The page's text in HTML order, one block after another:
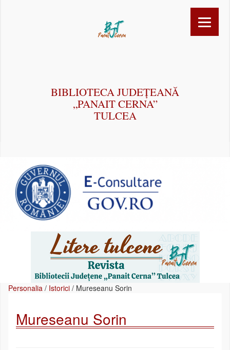
BIBLIOTECA JUDEȚEANĂ
„PANAIT CERNA”
TULCEA
Personalia / Istorici / Mureseanu Sorin
Mureseanu Sorin